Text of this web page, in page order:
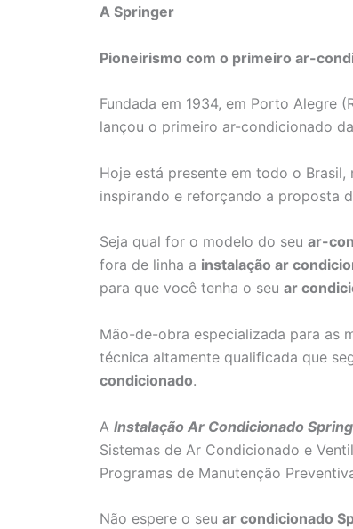
A Springer
Pioneirismo com o primeiro ar-
Fundada em 1934, em Porto Alegre
lançou o primeiro ar-condicionado
Hoje está presente em todo o
inspirando e reforçando a proposta
Seja qual for o modelo do seu ar-
fora de linha a instalação ar
para que você tenha o seu ar
Mão-de-obra especializada para as
técnica altamente qualificada que
condicionado.
A Instalação Ar Condicionado
Sistemas de Ar Condicionado e
Programas de Manutenção
Não espere o seu ar condicionado